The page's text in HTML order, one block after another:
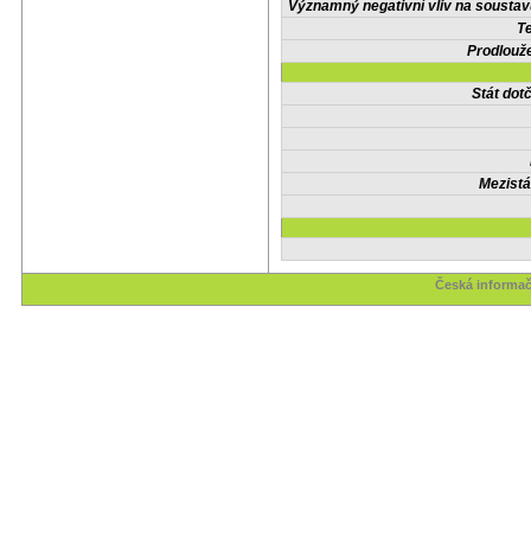
Významný negativní vliv na
Stát
Česká